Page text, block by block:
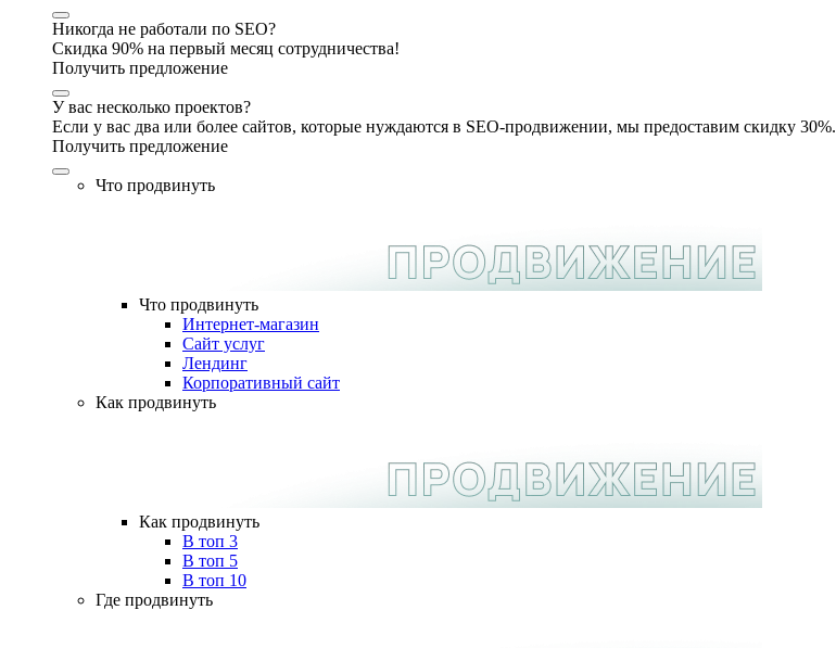
Никогда не работали по SEO?
Скидка 90% на первый месяц сотрудничества!
Получить предложение
У вас несколько проектов?
Если у вас два или более сайтов, которые нуждаются в SEO-продвижении, мы предоставим скидку 30%.
Получить предложение
Что продвинуть
Что продвинуть
Интернет-магазин
Сайт услуг
Лендинг
Корпоративный сайт
Как продвинуть
Как продвинуть
В топ 3
В топ 5
В топ 10
Где продвинуть